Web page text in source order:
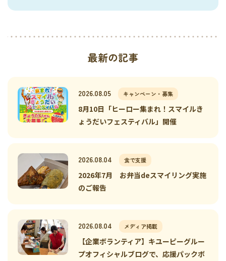
最新の記事
2026.08.05 キャンペーン・募集
8月10日「ヒーロー集まれ！スマイルき
ょうだいフェスティバル」開催
2026.08.04 食で支援
2026年7月 お弁当deスマイリング実施
のご報告
2026.08.04 メディア掲載
【企業ボランティア】キユーピーグルー
プオフィシャルブログで、応援パックボ